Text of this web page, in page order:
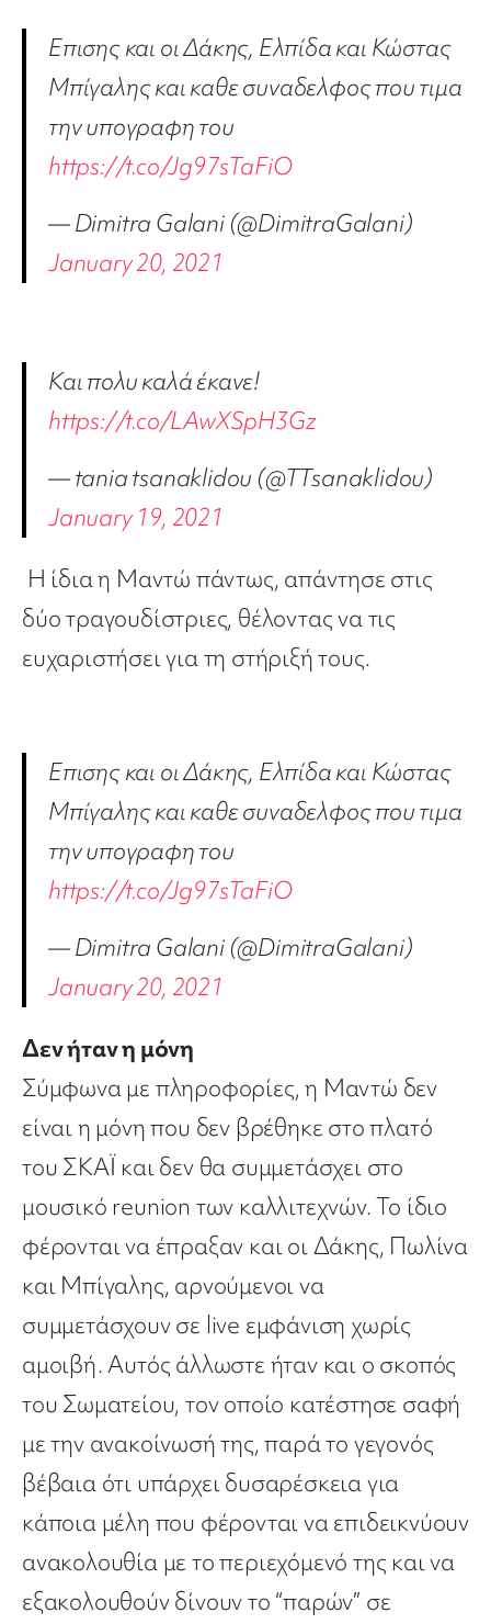
Επισης και οι Δάκης, Ελπίδα και Κώστας
Μπίγαλης και καθε συναδελφος που τιμα
την υπογραφη του
https://t.co/Jg97sTaFiO
— Dimitra Galani (@DimitraGalani)
January 20, 2021
Και πολυ καλά έκανε!
https://t.co/LAwXSpH3Gz
— tania tsanaklidou (@TTsanaklidou)
January 19, 2021
Η ίδια η Μαντώ πάντως, απάντησε στις
δύο τραγουδίστριες, θέλοντας να τις
ευχαριστήσει για τη στήριξή τους.
Επισης και οι Δάκης, Ελπίδα και Κώστας
Μπίγαλης και καθε συναδελφος που τιμα
την υπογραφη του
https://t.co/Jg97sTaFiO
— Dimitra Galani (@DimitraGalani)
January 20, 2021
Δεν ήταν η μόνη
Σύμφωνα με πληροφορίες, η Μαντώ δεν
είναι η μόνη που δεν βρέθηκε στο πλατό
του ΣΚΑΪ και δεν θα συμμετάσχει στο
μουσικό reunion των καλλιτεχνών. Το ίδιο
φέρονται να έπραξαν και οι Δάκης, Πωλίνα
και Μπίγαλης, αρνούμενοι να
συμμετάσχουν σε live εμφάνιση χωρίς
αμοιβή. Αυτός άλλωστε ήταν και ο σκοπός
του Σωματείου, τον οποίο κατέστησε σαφή
με την ανακοίνωσή της, παρά το γεγονός
βέβαια ότι υπάρχει δυσαρέσκεια για
κάποια μέλη που φέρονται να επιδεικνύουν
ανακολουθία με το περιεχόμενό της και να
εξακολουθούν δίνουν το “παρών” σε